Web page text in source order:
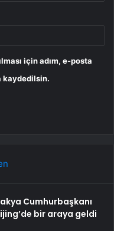
için adım, e-posta
kaydedilsin.
Cumhurbaşkanı
bir araya geldi